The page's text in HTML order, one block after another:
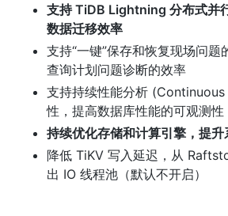
支持 TiDB Lightning 分布式并
数据迁移效率
支持“一键”保存和恢复现场问题
查询计划问题诊断的效率
支持持续性能分析
性，提高数据库性能的可观测性
持续优化存储和计算引擎，提
降低 TiKV 写入延迟，从
出 IO 线程池（默认不开启）